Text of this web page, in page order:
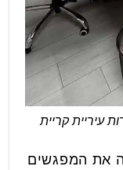
עיריית קריית
את המפגשים